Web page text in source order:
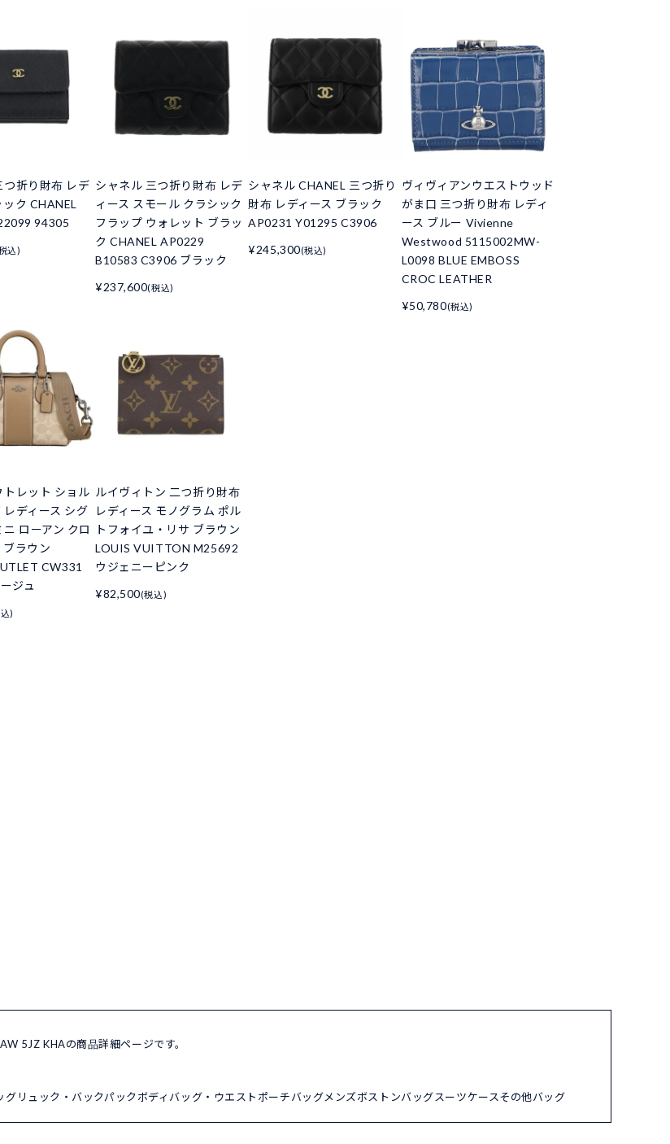
つ折り財布 レデ
ック CHANEL
94305
込)
シャネル 三つ折り財布 レデ
ィース スモール クラシック
フラップ ウォレット ブラッ
ク CHANEL AP0229
B10583 C3906 ブラック
¥237,600(税込)
シャネル CHANEL 三つ折り
財布 レディース ブラック
AP0231 Y01295 C3906
¥245,300(税込)
ヴィヴィアンウエストウッド
がま口 三つ折り財布 レディ
ース ブルー Vivienne
Westwood 5115002MW-
L0098 BLUE EMBOSS
CROC LEATHER
¥50,780(税込)
トレット ショル
レディース シグ
ローアン クロ
ブラウン
CW331
ジュ
)
ルイヴィトン 二つ折り財布
レディース モノグラム ポル
トフォイユ・リサ ブラウン
LOUIS VUITTON M25692
ウジェニーピンク
¥82,500(税込)
5JZ KHAの商品詳細ページです。
グリュック・バックパックボディバッグ・ウエストポーチバッグメンズボストンバッグスーツケースその他バッグ